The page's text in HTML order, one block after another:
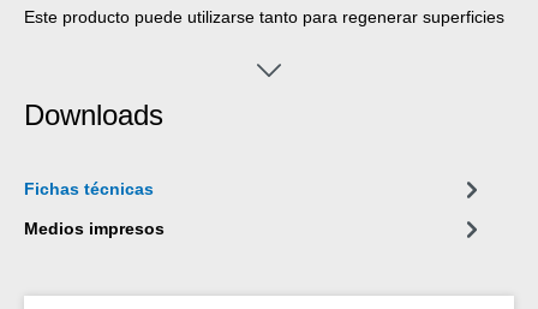
Este producto puede utilizarse tanto para regenerar superficies
revestimientos resistentes al desgaste. La protección es
partículas que chocan lateralmente.
Downloads
Fichas técnicas
Medios impresos